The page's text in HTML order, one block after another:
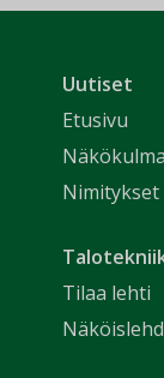
Uutiset
Etusivu
Nimitykset
Tilaa lehti